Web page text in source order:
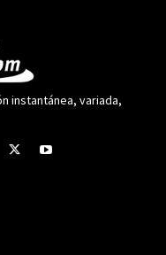
instantánea, variada,